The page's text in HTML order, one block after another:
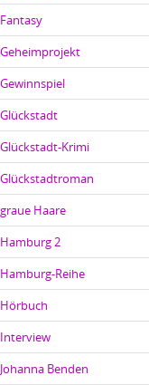
Fantasy
Geheimprojekt
Gewinnspiel
Glückstadt
Glückstadt-Krimi
Glückstadtroman
graue Haare
Hamburg 2
Hamburg-Reihe
Hörbuch
Interview
Johanna Benden